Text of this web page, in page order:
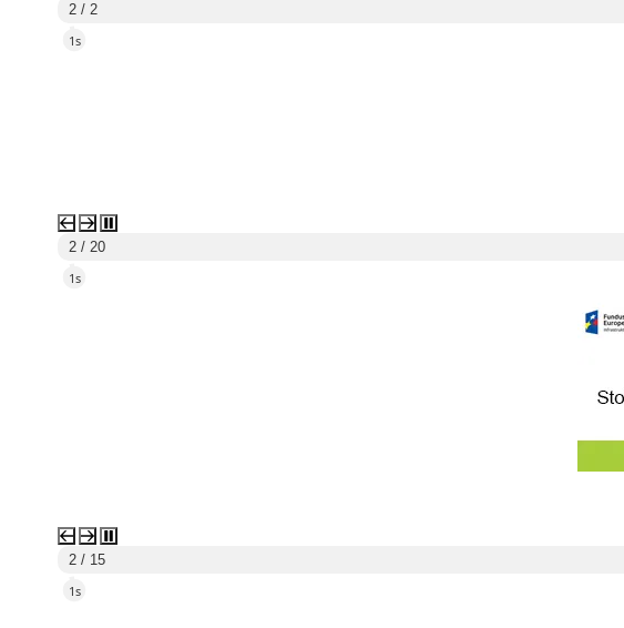
1 / 2
5s
3 / 20
5s
3 / 15
5s